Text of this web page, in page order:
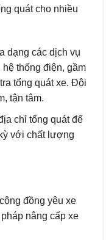
quát cho nhiều
dạng các dịch vụ
thống điện, gầm
tổng quát xe. Đội
tận tâm.
chỉ tổng quát để
với chất lượng
đồng yêu xe
nâng cấp xe